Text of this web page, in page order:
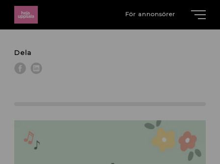
För annonsörer
Dela